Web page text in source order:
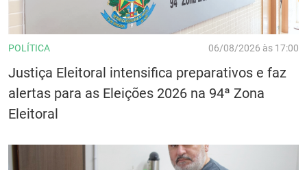
POLÍTICA 06/08/2026 às 17:00
Justiça Eleitoral intensifica preparativos e faz
alertas para as Eleições 2026 na 94ª Zona
Eleitoral